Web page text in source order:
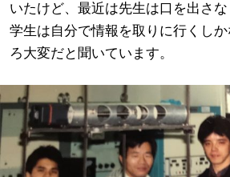
いたけど、最近は先生は口を出さな
学生は自分で情報を取りに行くし
ろ大変だと聞いています。